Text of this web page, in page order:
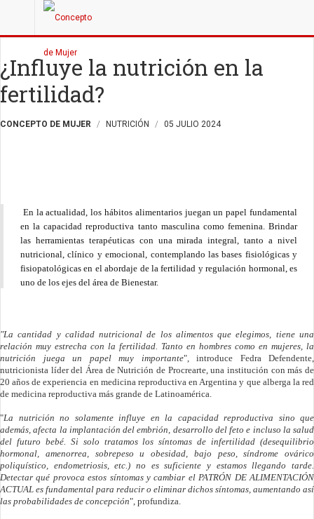
¿Influye la nutrición en la
fertilidad?
CONCEPTO DE MUJER NUTRICIÓN 05 JULIO 2024
En la actualidad, los hábitos alimentarios juegan un papel fundamental
en la capacidad reproductiva tanto masculina como femenina. Brindar
las herramientas terapéuticas con una mirada integral, tanto a nivel
nutricional, clínico y emocional, contemplando las bases fisiológicas y
fisiopatológicas en el abordaje de la fertilidad y regulación hormonal, es
uno de los ejes del área de Bienestar.
"La cantidad y calidad nutricional de los alimentos que elegimos, tiene una
relación muy estrecha con la fertilidad. Tanto en hombres como en mujeres, la
nutrición juega un papel muy importante", introduce Fedra Defendente,
nutricionista líder del Área de Nutrición de Procrearte, una institución con más de
20 años de experiencia en medicina reproductiva en Argentina y que alberga la red
de medicina reproductiva más grande de Latinoamérica.
"La nutrición no solamente influye en la capacidad reproductiva sino que
además, afecta la implantación del embrión, desarrollo del feto e incluso la salud
del futuro bebé. Si solo tratamos los síntomas de infertilidad (desequilibrio
hormonal, amenorrea, sobrepeso u obesidad, bajo peso, síndrome ovárico
poliquístico, endometriosis, etc.) no es suficiente y estamos llegando tarde.
Detectar qué provoca estos síntomas y cambiar el PATRÓN DE ALIMENTACIÓN
ACTUAL es fundamental para reducir o eliminar dichos síntomas, aumentando así
las probabilidades de concepción", profundiza.